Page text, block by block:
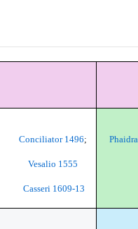
Conciliator 1496;
Vesalio 1555
Casseri 1609-13
Phaidra